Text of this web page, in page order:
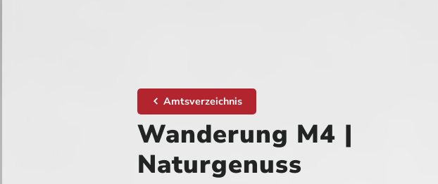
Amtsverzeichnis
Wanderung M4 |
Naturgenuss